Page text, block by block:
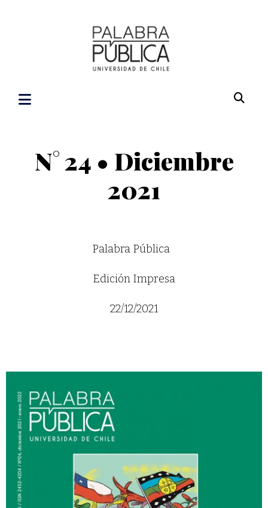
N° 24 • Diciembre
2021
Palabra Pública
Edición Impresa
22/12/2021